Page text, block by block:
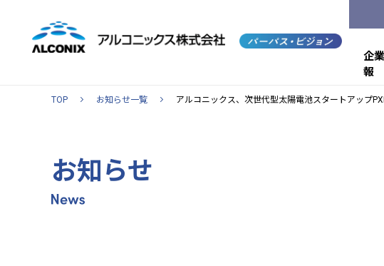
企
報
TOP お知らせ一覧 アルコニックス、次世代型太陽電池スタートアップ
お知らせ